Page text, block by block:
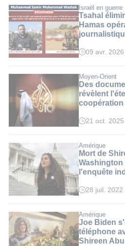
Israël en guerre
Tsahal
Hamas
Temps
:
2
min.
09 avr. 2026
Moyen-Orient
Des
révèlent
coopération
Temps
:
5
min.
21 oct. 2025
Amérique
Mort de
Washington
l'enquête
Temps
:
2
min.
28 juil. 2022
Amérique
Joe Biden
téléphone
Shireen